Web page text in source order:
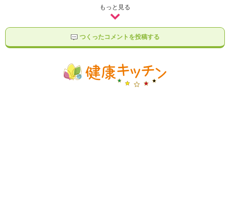
もっと見る
つくったコメントを投稿する